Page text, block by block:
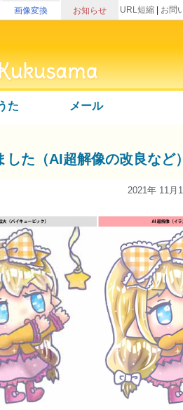
画像変換 お知らせ URL短縮 お問
た メール
た（AI超解像の改良など）
2021年 11月